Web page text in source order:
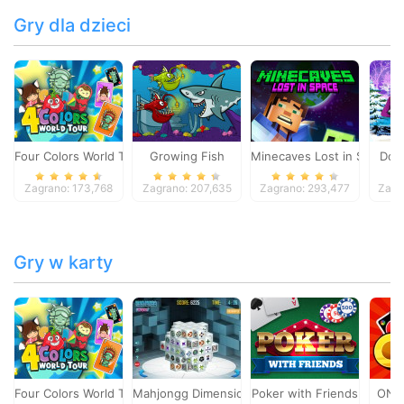
Gry dla dzieci
Four Colors World Tour
Zagrano: 173,768
Growing Fish
Zagrano: 207,635
Minecaves Lost in Space
Zagrano: 293,477
Gry w karty
Four Colors World TourMahjongg DimensionsPoker with Friends